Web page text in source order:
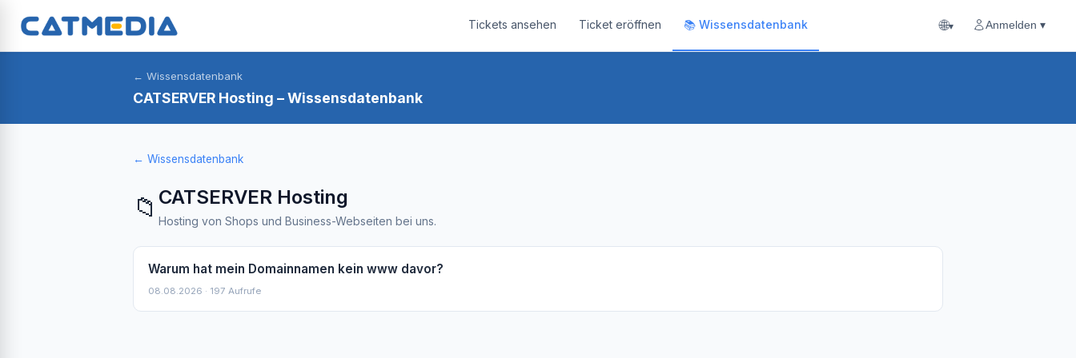
Tickets ansehen Ticket eröffnen 📚 Wissensdatenbank 🌐▾ Anmelden ▾
← Wissensdatenbank
CATSERVER Hosting – Wissensdatenbank
← Wissensdatenbank
📁 CATSERVER Hosting
Hosting von Shops und Business-Webseiten bei uns.
Warum hat mein Domainnamen kein www davor?
08.08.2026 · 197 Aufrufe